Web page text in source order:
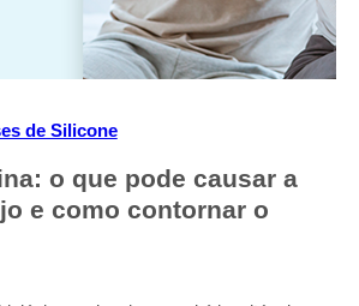
de Silicone
o que pode causar a
e como contornar o